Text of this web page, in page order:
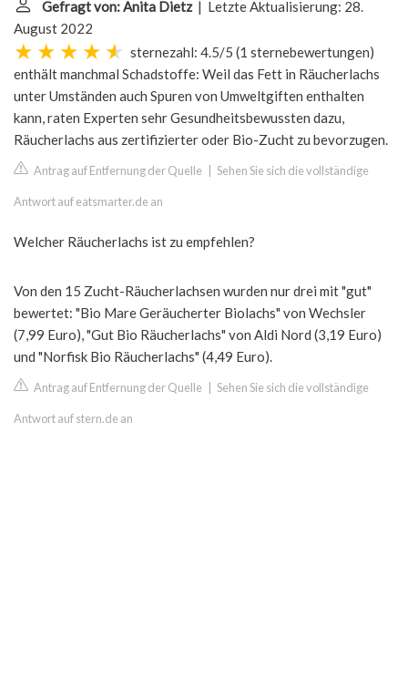
Gefragt von: Anita Dietz| Letzte Aktualisierung: 28.
August 2022
sternezahl: 4.5/5 (1 sternebewertungen)
enthält manchmal Schadstoffe: Weil das Fett in Räucherlachs
unter Umständen auch Spuren von Umweltgiften enthalten
kann, raten Experten sehr Gesundheitsbewussten dazu,
Räucherlachs aus zertifizierter oder Bio-Zucht zu bevorzugen.
Antrag auf Entfernung der Quelle Sehen Sie sich die vollständige
Antwort auf eatsmarter.de an
Welcher Räucherlachs ist zu empfehlen?
Von den 15 Zucht-Räucherlachsen wurden nur drei mit "gut"
bewertet: "Bio Mare Geräucherter Biolachs" von Wechsler
(7,99 Euro), "Gut Bio Räucherlachs" von Aldi Nord (3,19 Euro)
und "Norfisk Bio Räucherlachs" (4,49 Euro).
Antrag auf Entfernung der Quelle Sehen Sie sich die vollständige
Antwort auf stern.de an